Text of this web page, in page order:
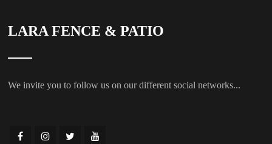
LARA FENCE & PATIO
We invite you to follow us on our different social networks...